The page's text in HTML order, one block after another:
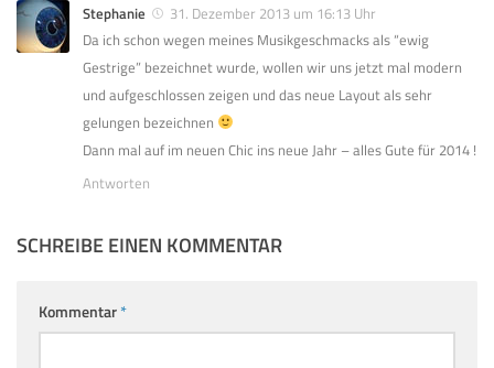
Stephanie
31. Dezember 2013 um 16:13 Uhr
Da ich schon wegen meines Musikgeschmacks als “ewig
Gestrige” bezeichnet wurde, wollen wir uns jetzt mal modern
und aufgeschlossen zeigen und das neue Layout als sehr
gelungen bezeichnen
Dann mal auf im neuen Chic ins neue Jahr – alles Gute für 2014 !
Antworten
SCHREIBE EINEN KOMMENTAR
Kommentar*